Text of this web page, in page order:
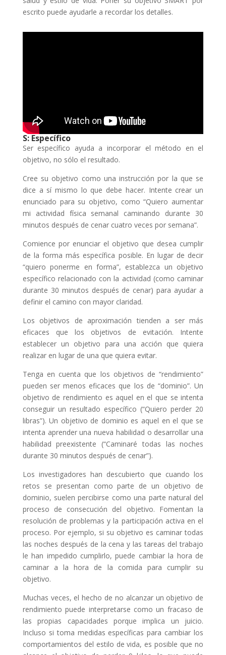
escrito puede ayudarle a recordar los detalles.
S: Específico
Ser específico ayuda a incorporar el método en el
objetivo, no sólo el resultado.
Cree su objetivo como una instrucción por la que se
dice a sí mismo lo que debe hacer. Intente crear un
enunciado para su objetivo, como “Quiero aumentar
mi actividad física semanal caminando durante 30
minutos después de cenar cuatro veces por semana”.
Comience por enunciar el objetivo que desea cumplir
de la forma más específica posible. En lugar de decir
“quiero ponerme en forma”, establezca un objetivo
específico relacionado con la actividad (como caminar
durante 30 minutos después de cenar) para ayudar a
definir el camino con mayor claridad.
Los objetivos de aproximación tienden a ser más
eficaces que los objetivos de evitación. Intente
establecer un objetivo para una acción que quiera
realizar en lugar de una que quiera evitar.
Tenga en cuenta que los objetivos de “rendimiento”
pueden ser menos eficaces que los de “dominio”. Un
objetivo de rendimiento es aquel en el que se intenta
conseguir un resultado específico (“Quiero perder 20
libras”). Un objetivo de dominio es aquel en el que se
intenta aprender una nueva habilidad o desarrollar una
habilidad preexistente (“Caminaré todas las noches
durante 30 minutos después de cenar”).
Los investigadores han descubierto que cuando los
retos se presentan como parte de un objetivo de
dominio, suelen percibirse como una parte natural del
proceso de consecución del objetivo. Fomentan la
resolución de problemas y la participación activa en el
proceso. Por ejemplo, si su objetivo es caminar todas
las noches después de la cena y las tareas del trabajo
le han impedido cumplirlo, puede cambiar la hora de
caminar a la hora de la comida para cumplir su
objetivo.
Muchas veces, el hecho de no alcanzar un objetivo de
rendimiento puede interpretarse como un fracaso de
las propias capacidades porque implica un juicio.
Incluso si toma medidas específicas para cambiar los
comportamientos del estilo de vida, es posible que no